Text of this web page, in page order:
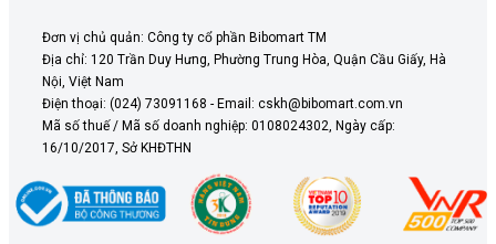
Đơn vị chủ quản: Công ty cổ phần Bibomart TM
Địa chỉ: 120 Trần Duy Hưng, Phường Trung Hòa, Quận Cầu Giấy, Hà
Nội, Việt Nam
Điện thoại: (024) 73091168 - Email: cskh@bibomart.com.vn
Mã số thuế / Mã số doanh nghiệp: 0108024302, Ngày cấp:
16/10/2017, Sở KHĐTHN